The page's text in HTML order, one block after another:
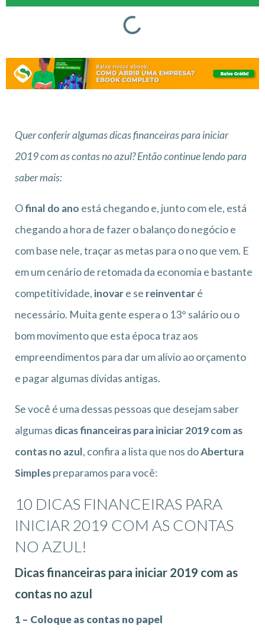
Quer conferir algumas dicas financeiras para iniciar
2019 com as contas no azul? Então continue lendo para
saber mais:
Ofinal do ano está chegando e, junto com ele, está
chegando a hora de fazer o balanço do negócio e
com base nele, traçar as metas para o no que vem. E
em um cenário de retomada da economia e bastante
competitividade, inovare se reinventaré
necessário. Muita gente espera o 13° salário ou o
bom movimento que esta época traz aos
empreendimentos para dar um alívio ao orçamento
e pagar algumas dívidas antigas.
Se você é uma dessas pessoas que desejam saber
algumas dicas financeiras para iniciar 2019 com as
contas no azul, confira a lista que nos doAbertura
Simplespreparamos para você:
10 DICAS FINANCEIRAS PARA
INICIAR 2019 COM AS CONTAS
NO AZUL!
Dicas financeiras para iniciar 2019 com as
contas no azul
1 – Coloque as contas no papel